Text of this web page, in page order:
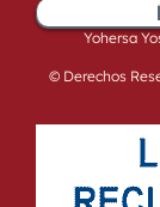
Yohersa
© Derechos